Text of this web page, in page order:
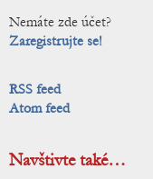
Nemáte zde účet?
Zaregistrujte se!
RSS feed
Atom feed
Navštivte také…